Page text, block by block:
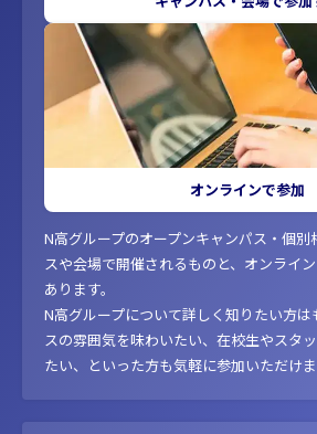
オンラインで参加
N高グループのオープンキャンパス・個別
スや会場で開催されるものと、オンライ
あります。
N高グループについて詳しく知りたい方
スの雰囲気を味わいたい、在校生やスタ
たい、といった方も気軽に参加いただけま